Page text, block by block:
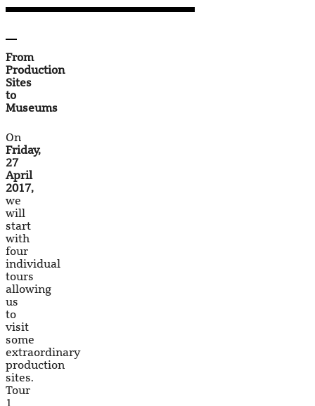
From
Production
Sites
to
Museums
On
Friday,
27
April
2017,
we
will
start
with
four
individual
tours
allowing
us
to
visit
some
extraordinary
production
sites.
Tour
1